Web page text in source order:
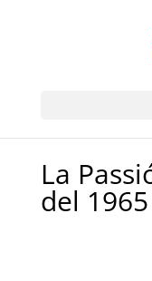
La
del 1965